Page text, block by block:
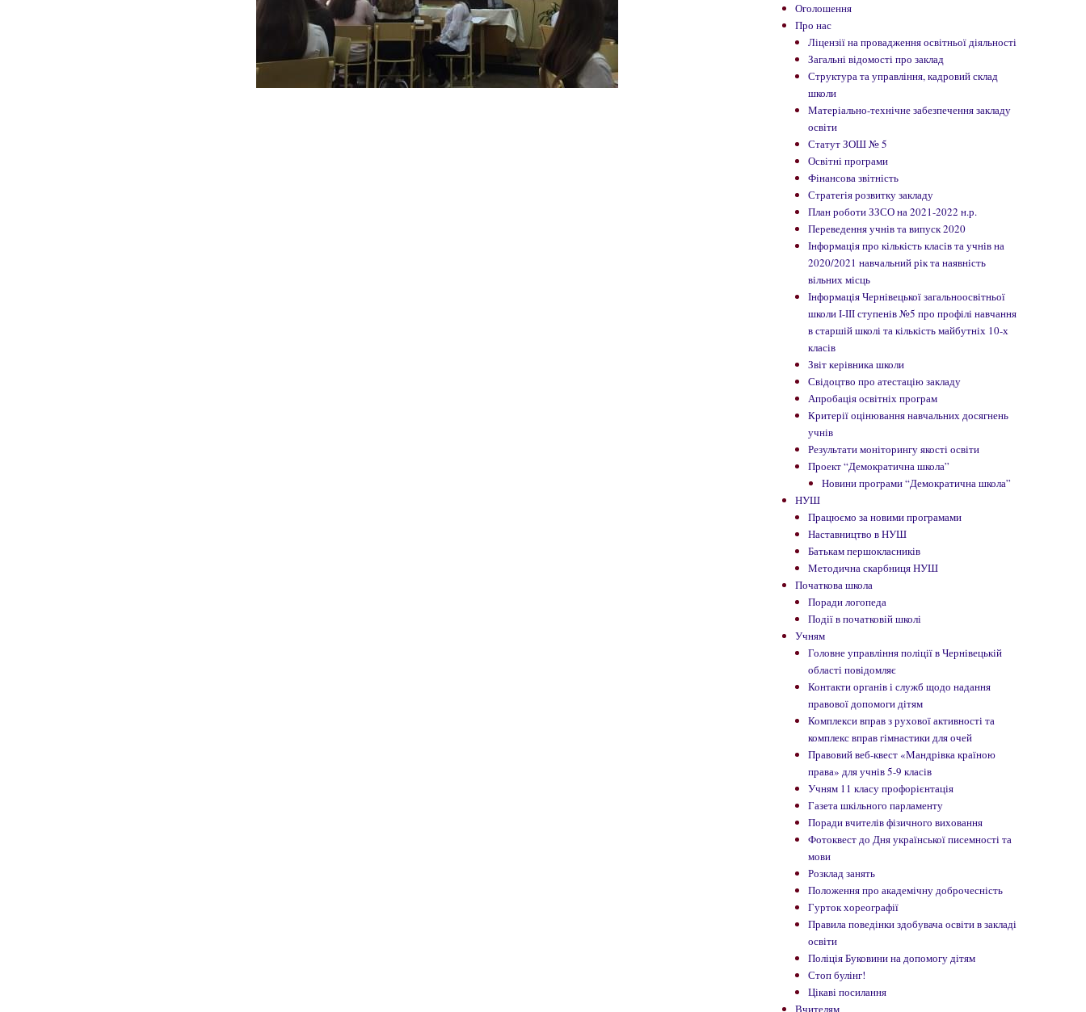
Оголошення
Про нас
Ліцензії на провадження освітньої діяльності
Загальні відомості про заклад
Структура та управління, кадровий склад
школи
Матеріально-технічне забезпечення закладу
освіти
Статут ЗОШ № 5
Освітні програми
Фінансова звітність
Стратегія розвитку закладу
План роботи ЗЗСО на 2021-2022 н.р.
Переведення учнів та випуск 2020
Інформація про кількість класів та учнів на
2020/2021 навчальний рік та наявність
вільних місць
Інформація Чернівецької загальноосвітньої
школи І-ІІІ ступенів №5 про профілі навчання
в старшій школі та кількість майбутніх 10-х
класів
Звіт керівника школи
Свідоцтво про атестацію закладу
Апробація освітніх програм
Критерії оцінювання навчальних досягнень
учнів
Результати моніторингу якості освіти
Проект “Демократична школа”
Новини програми “Демократична школа”
НУШ
Працюємо за новими програмами
Наставництво в НУШ
Батькам першокласників
Методична скарбниця НУШ
Початкова школа
Поради логопеда
Події в початковій школі
Учням
Головне управління поліції в Чернівецькій
області повідомляє
Контакти органів і служб щодо надання
правової допомоги дітям
Комплекси вправ з рухової активності та
комплекс вправ гімнастики для очей
Правовий веб-квест «Мандрівка країною
права» для учнів 5-9 класів
Учням 11 класу профорієнтація
Газета шкільного парламенту
Поради вчителів фізичного виховання
Фотоквест до Дня української писемності та
мови
Розклад занять
Положення про академічну доброчесність
Гурток хореографії
Правила поведінки здобувача освіти в закладі
освіти
Поліція Буковини на допомогу дітям
Стоп булінг!
Цікаві посилання